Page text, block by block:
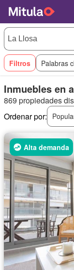
Filtros Palabras
Inmuebles en
869 propiedades
Ordenar por:
Alta demanda